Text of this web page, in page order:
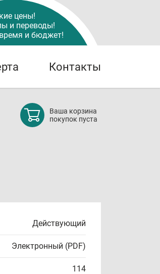
цены!
и переводы!
и бюджет!
Контакты
Ваша корзина
покупок пуста
Действующий
Электронный (PDF)
114